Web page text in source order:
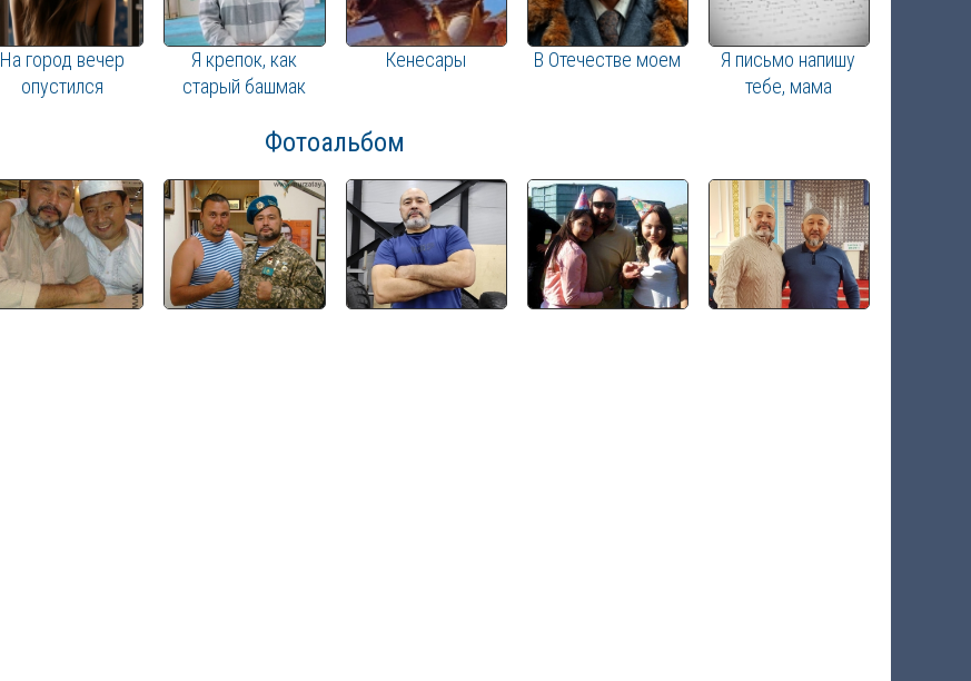
На город вечер
опустился
Я крепок, как
старый башмак
Кенесары В Отечестве моем
Я письмо напишу
тебе, мама
Фотоальбом